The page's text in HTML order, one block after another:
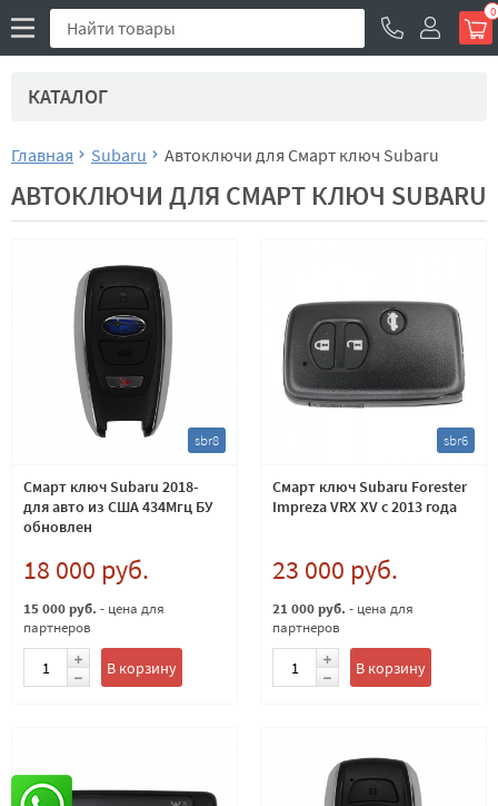
0
КАТАЛОГ
Главная Subaru Автоключи для Смарт ключ Subaru
АВТОКЛЮЧИ ДЛЯ СМАРТ КЛЮЧ SUBARU
sbr8
Смарт ключ Subaru 2018-
для авто из США 434Мгц БУ
обновлен
18 000 руб.
15 000 руб. - цена для
партнеров
В корзину
sbr6
Смарт ключ Subaru Forester
Impreza VRX XV с 2013 года
23 000 руб.
21 000 руб. - цена для
партнеров
В корзину